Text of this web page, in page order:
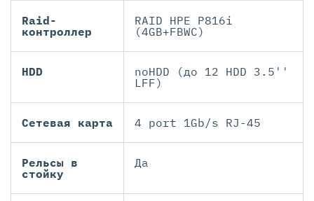
Raid-
контроллер
RAID HPE P816i
(4GB+FBWC)
HDD
noHDD (до 12 HDD 3.5''
LFF)
Сетевая карта 4 port 1Gb/s RJ-45
Рельсы в
стойку
Да